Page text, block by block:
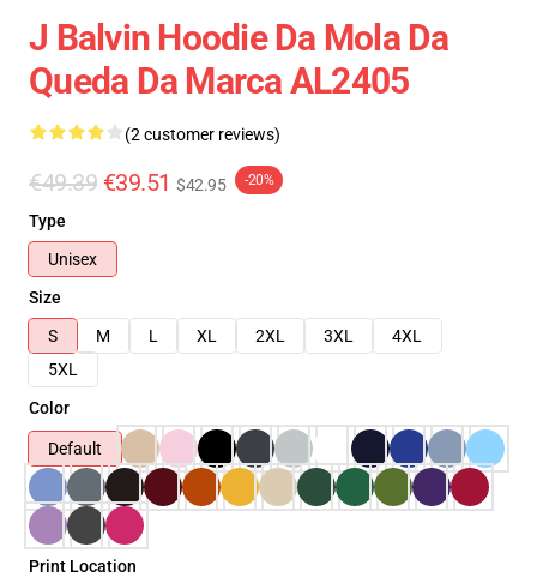
J Balvin Hoodie Da Mola Da
Queda Da Marca AL2405
(2 customer reviews)
€49.39 €39.51 $42.95 -20%
Type
Unisex
Size
S
M L XL 2XL 3XL
4XL
5XL
Color
Default
Print Location